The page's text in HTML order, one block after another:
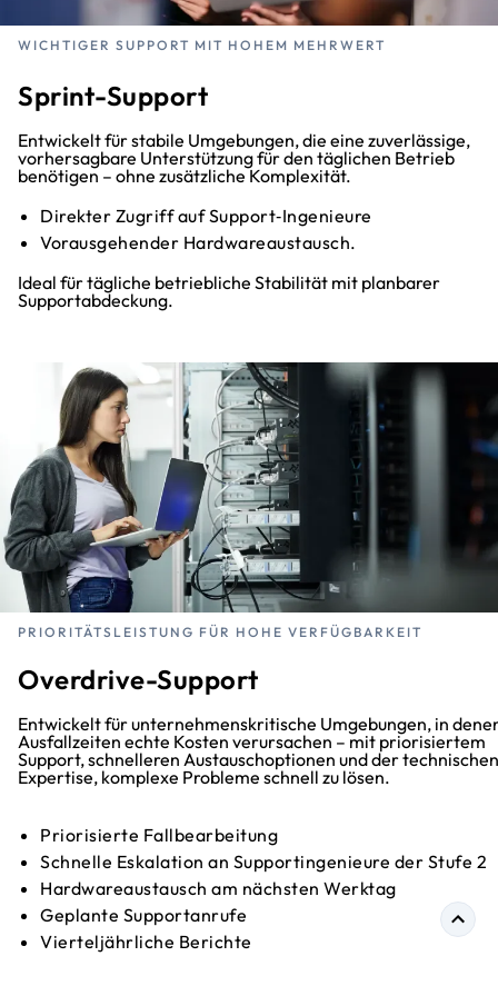
WICHTIGER SUPPORT MIT HOHEM MEHRWERT
Sprint-Support
Entwickelt für stabile Umgebungen, die eine zuverlässige,
vorhersagbare Unterstützung für den täglichen Betrieb
benötigen – ohne zusätzliche Komplexität.
Direkter Zugriff auf Support‑Ingenieure
Vorausgehender Hardwareaustausch.
Ideal für tägliche betriebliche Stabilität mit planbarer
Supportabdeckung.
PRIORITÄTSLEISTUNG FÜR HOHE VERFÜGBARKEIT
Overdrive-Support
Entwickelt für unternehmenskritische Umgebungen, in
Ausfallzeiten echte Kosten verursachen – mit priorisiertem
Support, schnelleren Austauschoptionen und der technischen
Expertise, komplexe Probleme schnell zu lösen.
Priorisierte Fallbearbeitung
Schnelle Eskalation an Supportingenieure der Stufe 2
Hardwareaustausch am nächsten Werktag
Geplante Supportanrufe
Vierteljährliche Berichte